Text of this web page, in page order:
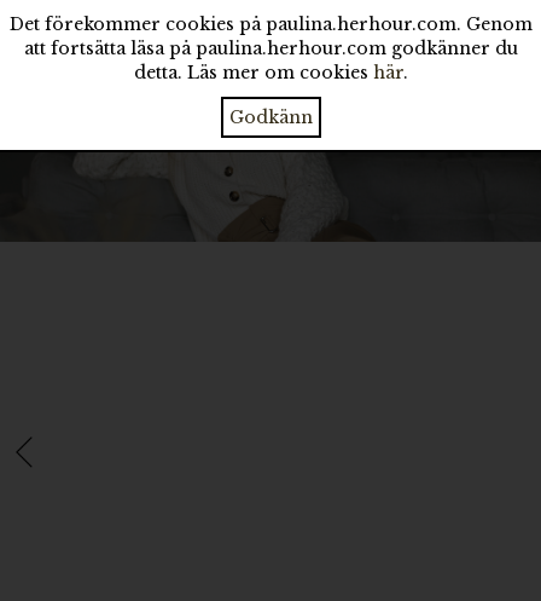
Det förekommer cookies på paulina.herhour.com. Genom
att fortsätta läsa på paulina.herhour.com godkänner du
detta. Läs mer om cookies här.
Godkänn